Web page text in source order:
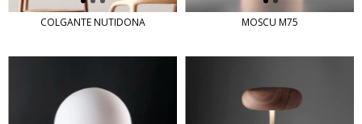
COLGANTE NUTIDONA MOSCU M75